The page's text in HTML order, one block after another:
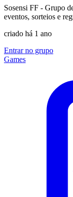
Sosensi FF - Grupo
eventos, sorteios e
criado há 1 ano
Entrar no grupo
Games